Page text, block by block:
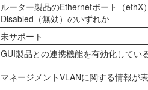
ルーター製品のEthernetポート（
Disabled（無効）のいずれか
未サポート
GUI製品との連携機能を有効化してい
マネージメントVLANに関する情報が